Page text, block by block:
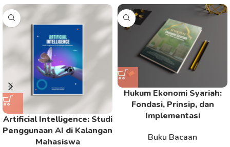
Artificial Intelligence: Studi
Penggunaan AI di Kalangan
Mahasiswa
Hukum Ekonomi Syariah:
Fondasi, Prinsip, dan
Implementasi
Buku Bacaan